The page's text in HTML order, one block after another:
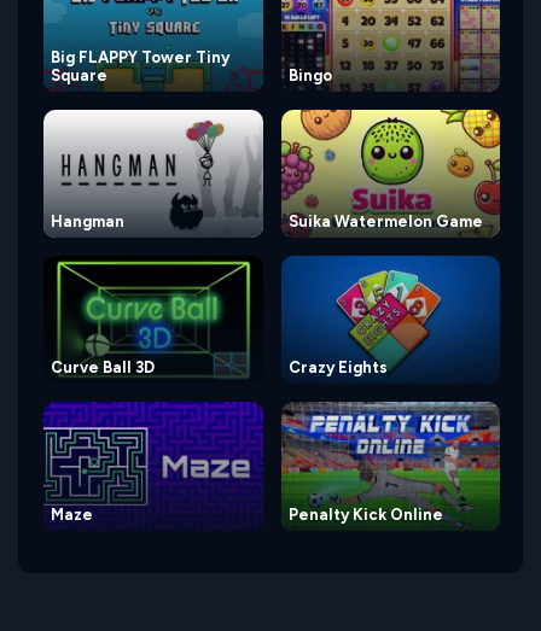
Big FLAPPY Tower Tiny
Square
Bingo
Hangman Suika Watermelon Game
Curve Ball 3D Crazy Eights
Maze Penalty Kick Online